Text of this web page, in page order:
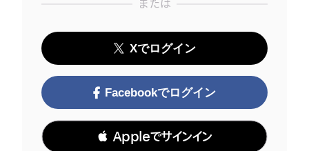
または
Xでログイン
Facebookでログイン
 Appleでサインイン